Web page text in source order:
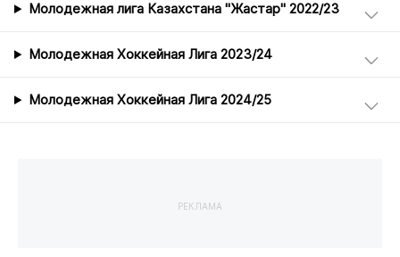
Молодежная лига Казахстана "Жастар" 2022/23
Молодежная Хоккейная Лига 2023/24
Молодежная Хоккейная Лига 2024/25
РЕКЛАМА